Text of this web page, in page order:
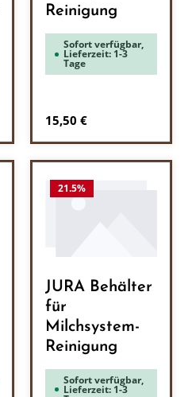
Reinigung
Sofort verfügbar,
Lieferzeit: 1-3
Tage
Regulärer Preis:
15,50 €
21.5%
JURA Behälter
für
Milchsystem-
Reinigung
Sofort verfügbar,
Lieferzeit: 1-3